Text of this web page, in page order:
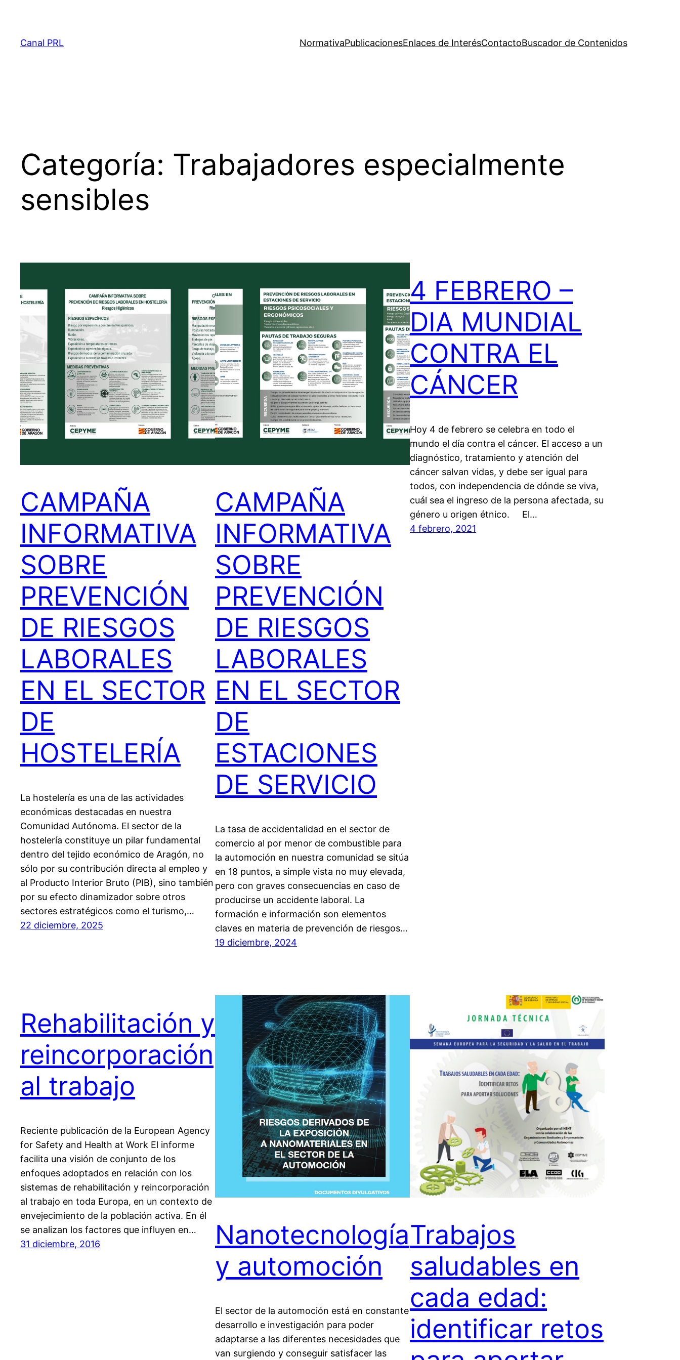
contenido
Canal PRL NormativaPublicacionesEnlaces de InterésContactoBuscador de Contenidos
Categoría: Trabajadores especialmente
sensibles
CAMPAÑA
INFORMATIVA
SOBRE
PREVENCIÓN
DE RIESGOS
LABORALES
EN EL SECTOR
DE
HOSTELERÍA
La hostelería es una de las actividades
económicas destacadas en nuestra
Comunidad Autónoma. El sector de la
hostelería constituye un pilar fundamental
dentro del tejido económico de Aragón, no
sólo por su contribución directa al empleo y
al Producto Interior Bruto (PIB), sino también
por su efecto dinamizador sobre otros
sectores estratégicos como el turismo,…
22 diciembre, 2025
CAMPAÑA
INFORMATIVA
SOBRE
PREVENCIÓN
DE RIESGOS
LABORALES
EN EL SECTOR
DE
ESTACIONES
DE SERVICIO
La tasa de accidentalidad en el sector de
comercio al por menor de combustible para
la automoción en nuestra comunidad se sitúa
en 18 puntos, a simple vista no muy elevada,
pero con graves consecuencias en caso de
producirse un accidente laboral. La
formación e información son elementos
claves en materia de prevención de riesgos…
19 diciembre, 2024
4 FEBRERO –
DIA MUNDIAL
CONTRA EL
CÁNCER
Hoy 4 de febrero se celebra en todo el
mundo el día contra el cáncer. El acceso a un
diagnóstico, tratamiento y atención del
cáncer salvan vidas, y debe ser igual para
todos, con independencia de dónde se viva,
cuál sea el ingreso de la persona afectada, su
género u origen étnico. El…
4 febrero, 2021
Rehabilitación y
reincorporación
al trabajo
Reciente publicación de la European Agency
for Safety and Health at Work El informe
facilita una visión de conjunto de los
enfoques adoptados en relación con los
sistemas de rehabilitación y reincorporación
al trabajo en toda Europa, en un contexto de
envejecimiento de la población activa. En él
se analizan los factores que influyen en…
31 diciembre, 2016
Nanotecnología
y automoción
El sector de la automoción está en constante
desarrollo e investigación para poder
adaptarse a las diferentes necesidades que
van surgiendo y conseguir satisfacer las
Trabajos
saludables en
cada edad:
identificar retos